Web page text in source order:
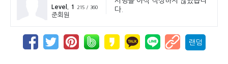
Level. 1 215 / 360
준회원
다.
랜덤